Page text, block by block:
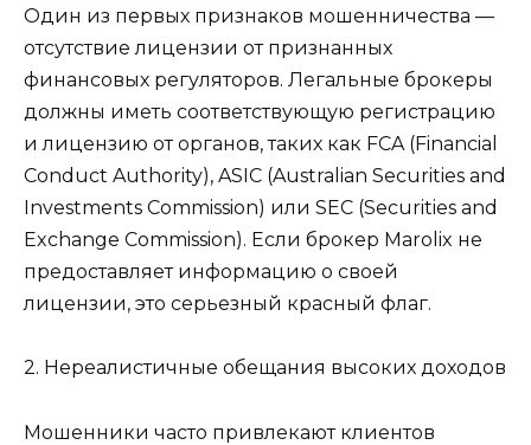
Один из первых признаков мошенничества —
отсутствие лицензии от признанных
финансовых регуляторов. Легальные брокеры
должны иметь соответствующую регистрацию
и лицензию от органов, таких как FCA (Financial
Conduct Authority), ASIC (Australian Securities and
Investments Commission) или SEC (Securities and
Exchange Commission). Если брокер Marolix не
предоставляет информацию о своей
лицензии, это серьезный красный флаг.
2. Нереалистичные обещания высоких доходов
Мошенники часто привлекают клиентов